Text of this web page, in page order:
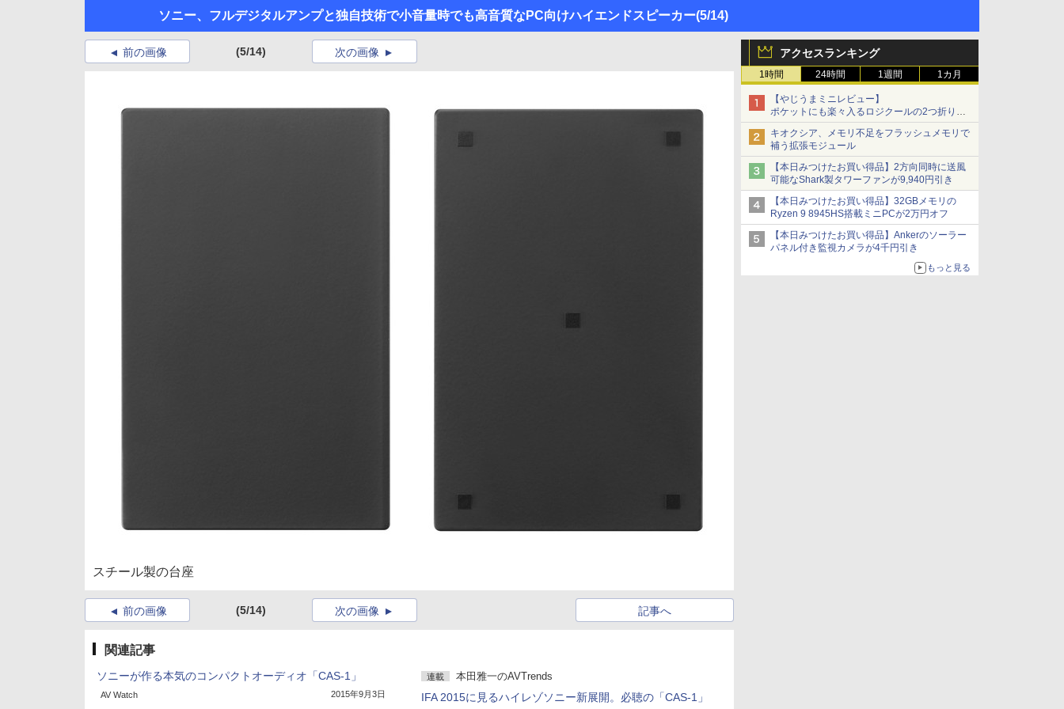
ソニー、フルデジタルアンプと独自技術で小音量時でも高音質なPC向けハイエンドスピーカー(5/14)
アクセスランキング
1時間 24時間 1週間 1カ月
【やじうまミニレビュー】
ポケットにも楽々入るロジクールの2つ折りマ
ウス「Mobi Fold」。その気になるギミックと
は？
キオクシア、メモリ不足をフラッシュメモリで
補う拡張モジュール
【本日みつけたお買い得品】2方向同時に送風
可能なShark製タワーファンが9,940円引き
【本日みつけたお買い得品】32GBメモリの
Ryzen 9 8945HS搭載ミニPCが2万円オフ
【本日みつけたお買い得品】Ankerのソーラー
パネル付き監視カメラが4千円引き
もっと見る
前の画像 (5/14) 次の画像
スチール製の台座
前の画像 (5/14) 記事へ
次の画像
関連記事
ソニーが作る本気のコンパクトオーディオ「CAS-1」
AV Watch 2015年9月3日
連載 本田雅一のAVTrends
IFA 2015に見るハイレゾソニー新展開。必聴の「CAS-1」